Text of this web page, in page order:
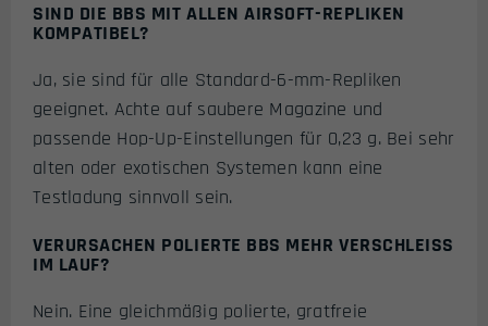
SIND DIE BBS MIT ALLEN AIRSOFT-REPLIKEN
KOMPATIBEL?
Ja, sie sind für alle Standard-6-mm-Repliken
geeignet. Achte auf saubere Magazine und
passende Hop-Up-Einstellungen für 0,23 g. Bei sehr
alten oder exotischen Systemen kann eine
Testladung sinnvoll sein.
VERURSACHEN POLIERTE BBS MEHR VERSCHLEISS I
M LAUF?
Nein. Eine gleichmäßig polierte, gratfreie